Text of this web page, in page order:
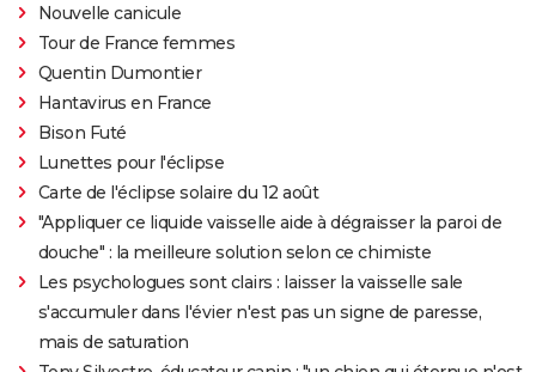
Nouvelle canicule
Tour de France femmes
Quentin Dumontier
Hantavirus en France
Bison Futé
Lunettes pour l'éclipse
Carte de l'éclipse solaire du 12 août
"Appliquer ce liquide vaisselle aide à dégraisser la paroi de
douche" : la meilleure solution selon ce chimiste
Les psychologues sont clairs : laisser la vaisselle sale
s'accumuler dans l'évier n'est pas un signe de paresse,
mais de saturation